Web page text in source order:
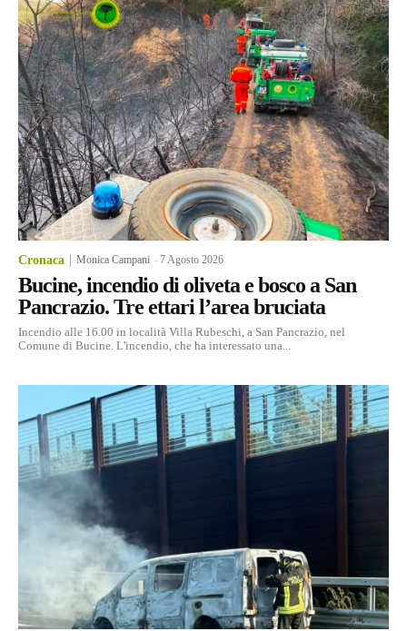
Cronaca Monica Campani -7 Agosto 2026
Bucine, incendio di oliveta e bosco a San
Pancrazio. Tre ettari l’area bruciata
Incendio alle 16.00 in località Villa Rubeschi, a San Pancrazio, nel
Comune di Bucine. L'incendio, che ha interessato una...